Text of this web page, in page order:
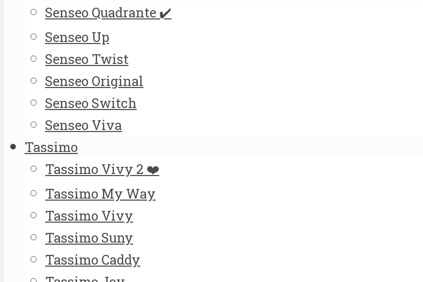
Senseo Quadrante ✔️
Senseo Up
Senseo Twist
Senseo Original
Senseo Switch
Senseo Viva
Tassimo
Tassimo Vivy 2 ❤️
Tassimo My Way
Tassimo Vivy
Tassimo Suny
Tassimo Caddy